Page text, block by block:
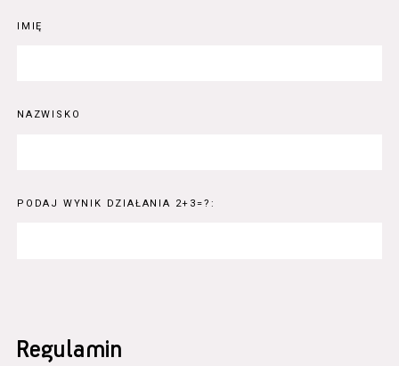
IMIĘ
NAZWISKO
PODAJ WYNIK DZIAŁANIA 2+3=?:
Regulamin